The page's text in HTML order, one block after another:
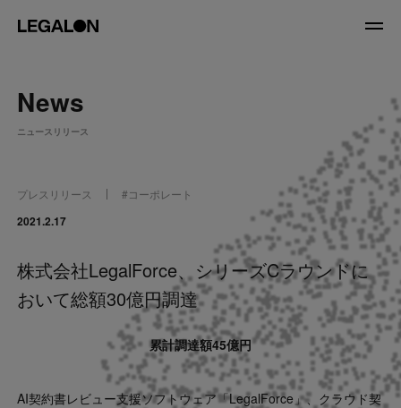
About
Service
News
LegalOn Now
News
ニュースリリース
プレスリリース #コーポレート
2021.2.17
株式会社LegalForce、シリーズCラウンドに
おいて総額30億円調達
累計調達額45億円
AI契約書レビュー支援ソフトウェア「LegalForce」、クラウド契